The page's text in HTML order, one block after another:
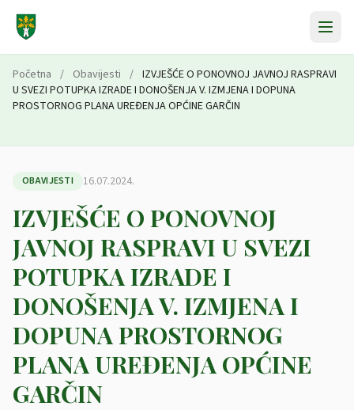
Početna / Obavijesti / IZVJEŠĆE O PONOVNOJ JAVNOJ RASPRAVI
U SVEZI POTUPKA IZRADE I DONOŠENJA V. IZMJENA I DOPUNA
PROSTORNOG PLANA UREĐENJA OPĆINE GARČIN
OBAVIJESTI 16.07.2024.
IZVJEŠĆE O PONOVNOJ
JAVNOJ RASPRAVI U SVEZI
POTUPKA IZRADE I
DONOŠENJA V. IZMJENA I
DOPUNA PROSTORNOG
PLANA UREĐENJA OPĆINE
GARČIN